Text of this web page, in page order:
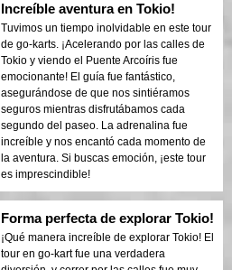
Increíble aventura en Tokio!
Tuvimos un tiempo inolvidable en este tour
de go-karts. ¡Acelerando por las calles de
Tokio y viendo el Puente Arcoíris fue
emocionante! El guía fue fantástico,
asegurándose de que nos sintiéramos
seguros mientras disfrutábamos cada
segundo del paseo. La adrenalina fue
increíble y nos encantó cada momento de
la aventura. Si buscas emoción, ¡este tour
es imprescindible!
Forma perfecta de explorar Tokio!
¡Qué manera increíble de explorar Tokio! El
tour en go-kart fue una verdadera